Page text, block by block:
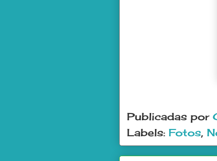
Publicadas por
Labels: Fotos,